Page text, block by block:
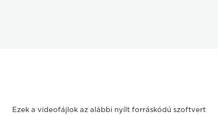
Ezek a videofájlok az alábbi nyílt forráskódú szoftvert